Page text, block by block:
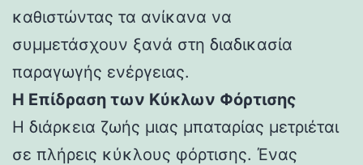
καθιστώντας τα ανίκανα να
συμμετάσχουν ξανά στη διαδικασία
παραγωγής ενέργειας.
Η Επίδραση των Κύκλων Φόρτισης
Η διάρκεια ζωής μιας μπαταρίας μετριέται
σε πλήρεις κύκλους φόρτισης. Ένας